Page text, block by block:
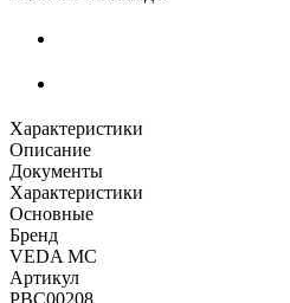
Характеристики
Описание
Документы
Характеристики
Основные
Бренд
VEDA MC
Артикул
PBC00208